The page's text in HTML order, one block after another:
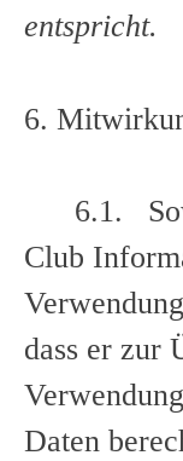
entspricht.
6.
6.1.
Club
dass er zur
Daten